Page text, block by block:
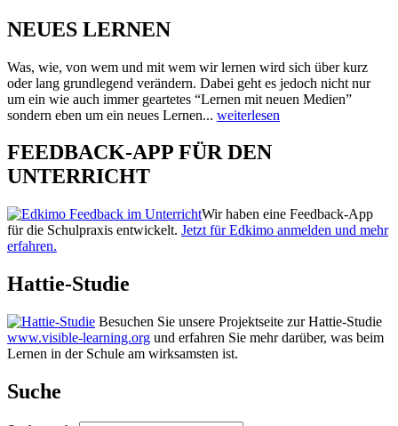
NEUES LERNEN
Was, wie, von wem und mit wem wir lernen wird sich über kurz
oder lang grundlegend verändern. Dabei geht es jedoch nicht nur
um ein wie auch immer geartetes “Lernen mit neuen Medien”
sondern eben um ein neues Lernen... weiterlesen
FEEDBACK-APP FÜR DEN
UNTERRICHT
Wir haben eine Feedback-App
für die Schulpraxis entwickelt. Jetzt für Edkimo anmelden und mehr
erfahren.
Hattie-Studie
Besuchen Sie unsere Projektseite zur Hattie-Studie
www.visible-learning.org und erfahren Sie mehr darüber, was beim
Lernen in der Schule am wirksamsten ist.
Suche